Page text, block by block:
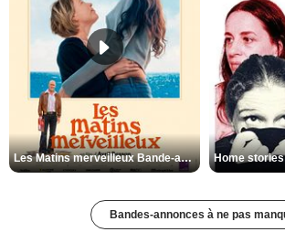
Les Matins merveilleux Bande-annonce VF
Bandes-annonces à ne pas